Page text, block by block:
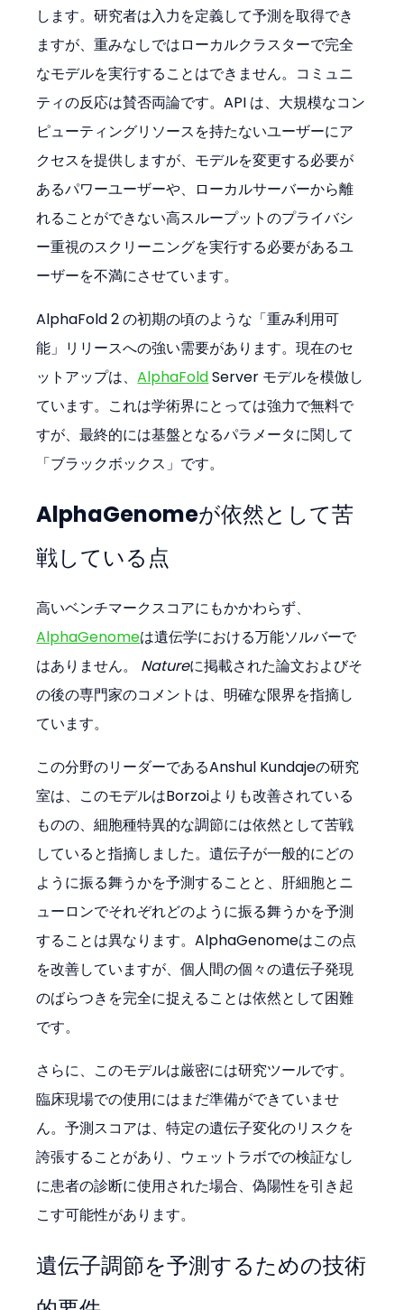
します。研究者は入力を定義して予測を取得でき
ますが、重みなしではローカルクラスターで完全
なモデルを実行することはできません。コミュニ
ティの反応は賛否両論です。API は、大規模なコン
ピューティングリソースを持たないユーザーにア
クセスを提供しますが、モデルを変更する必要が
あるパワーユーザーや、ローカルサーバーから離
れることができない高スループットのプライバシ
ー重視のスクリーニングを実行する必要があるユ
ーザーを不満にさせています。
AlphaFold 2 の初期の頃のような「重み利用可
能」リリースへの強い需要があります。現在のセ
ットアップは、AlphaFold Server モデルを模倣し
ています。これは学術界にとっては強力で無料で
すが、最終的には基盤となるパラメータに関して
「ブラックボックス」です。
AlphaGenomeが依然として苦
戦している点
高いベンチマークスコアにもかかわらず、
AlphaGenomeは遺伝学における万能ソルバーで
はありません。 Natureに掲載された論文およびそ
の後の専門家のコメントは、明確な限界を指摘し
ています。
この分野のリーダーであるAnshul Kundajeの研究
室は、このモデルはBorzoiよりも改善されている
ものの、細胞種特異的な調節には依然として苦戦
していると指摘しました。遺伝子が一般的にどの
ように振る舞うかを予測することと、肝細胞とニ
ューロンでそれぞれどのように振る舞うかを予測
することは異なります。AlphaGenomeはこの点
を改善していますが、個人間の個々の遺伝子発現
のばらつきを完全に捉えることは依然として困難
です。
さらに、このモデルは厳密には研究ツールです。
臨床現場での使用にはまだ準備ができていませ
ん。予測スコアは、特定の遺伝子変化のリスクを
誇張することがあり、ウェットラボでの検証なし
に患者の診断に使用された場合、偽陽性を引き起
こす可能性があります。
遺伝子調節を予測するための技術